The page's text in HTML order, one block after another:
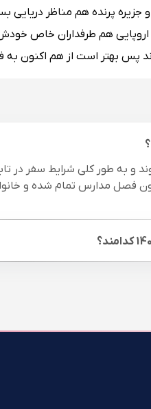
پرنده هم مناظر دریایی
هم طرفداران خاص خودش
پس بهتر است از هم اکنون به
و به طور کلی شرایط سفر در